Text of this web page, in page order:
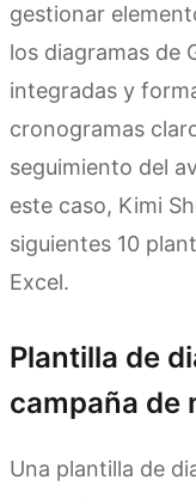
gestionar
los diagramas de
integradas y
cronogramas
seguimiento del
este caso, Kimi
siguientes 10
Excel.
Plantilla de
campaña de
Una plantilla de